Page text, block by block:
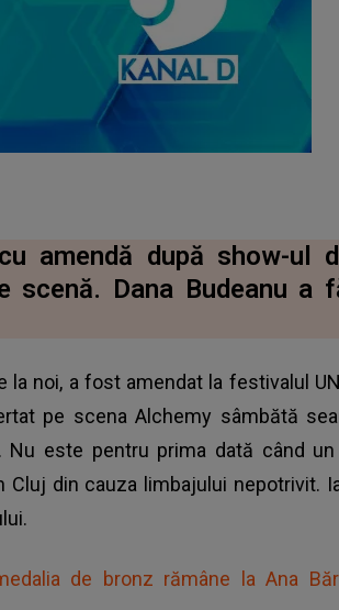
amendă după show-ul
scenă. Dana Budeanu a
noi, a fost amendat la festivalul
pe scena Alchemy sâmbătă
este pentru prima dată când
din cauza limbajului nepotrivit.
de bronz rămâne la Ana